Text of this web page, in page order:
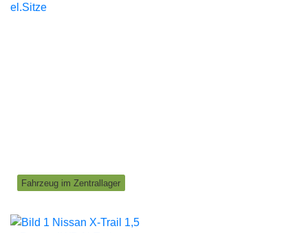
Fahrzeug im Zentrallager